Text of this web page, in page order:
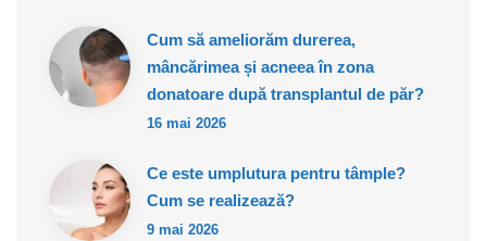
Cum să ameliorăm durerea,
mâncărimea și acneea în zona
donatoare după transplantul de păr?
16 mai 2026
Ce este umplutura pentru tâmple?
Cum se realizează?
9 mai 2026